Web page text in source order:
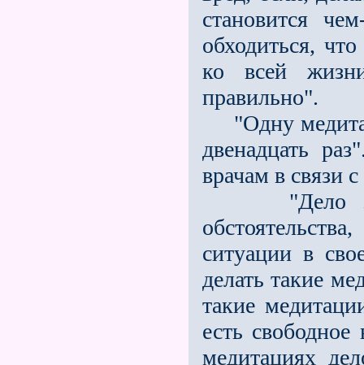
станови­тся
обходиться,
ко всей
правильно".
"Одну
двенадцать
врачам в
"Дело
ситуации в
делать такие
такие
есть
медитациях